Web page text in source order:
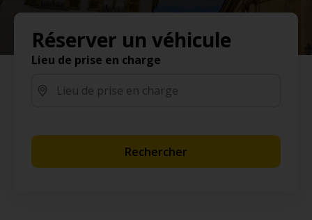
Réserver un véhicule
Lieu de prise en charge
Rechercher